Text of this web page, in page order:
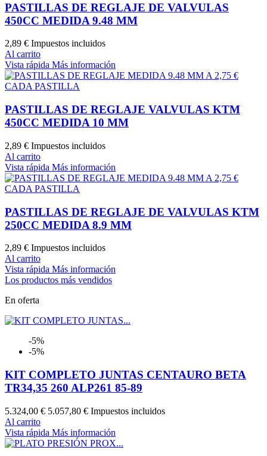
PASTILLAS DE REGLAJE DE VALVULAS
450CC MEDIDA 9.48 MM
2,89 € Impuestos incluidos
Al carrito
Vista rápida Más información
PASTILLAS DE REGLAJE VALVULAS KTM
450CC MEDIDA 10 MM
2,89 € Impuestos incluidos
Al carrito
Vista rápida Más información
PASTILLAS DE REGLAJE DE VALVULAS KTM
250CC MEDIDA 8.9 MM
2,89 € Impuestos incluidos
Al carrito
Vista rápida Más información
Los productos más vendidos
En oferta
-5%
-5%
KIT COMPLETO JUNTAS CENTAURO BETA
TR34,35 260 ALP261 85-89
5.324,00 € 5.057,80 € Impuestos incluidos
Al carrito
Vista rápida Más información